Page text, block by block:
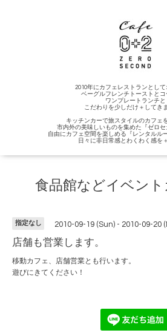
2010年にカフェレストランとして
ベーグルフレンチトーストとコ
ワンプレートランチと
こだわりを少しだけ＋してき
キッチンカーで旅スタイルのカフェ
市内外の美味しいものを集めた『ゼロ
自由にカフェ空間を楽しめる『レンタルル
日々に非日常感とわくわく感を
食品館などイベン
指定なし 2010-09-19 (Sun) - 2010-09-20
店舗も営業します。
移動カフェ、店舗営業とも行います。
遊びにきてください！